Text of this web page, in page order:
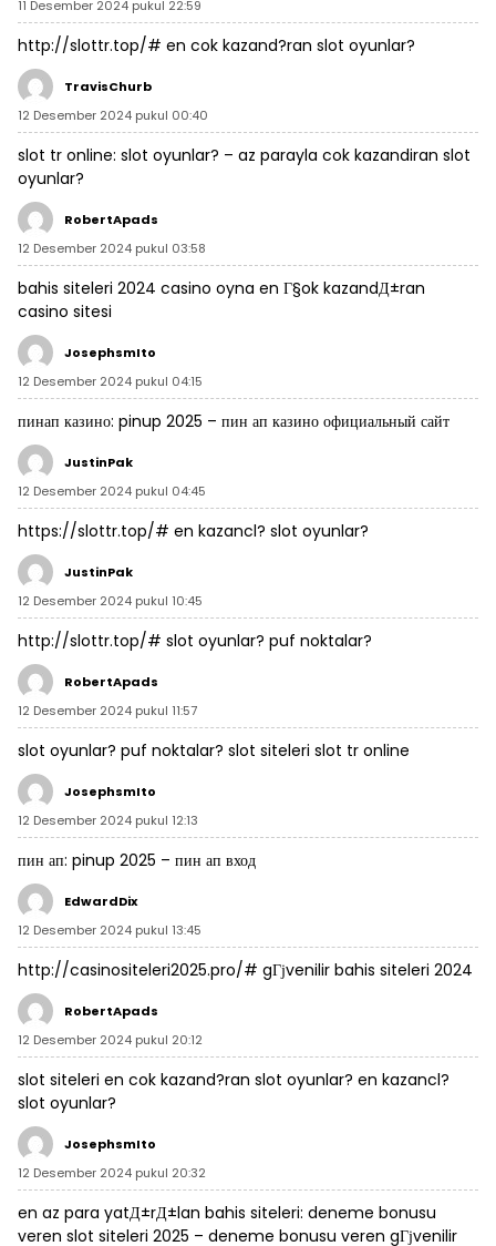
11 Desember 2024 pukul 22:59
http://slottr.top/# en cok kazand?ran slot oyunlar?
TravisChurb
12 Desember 2024 pukul 00:40
slot tr online: slot oyunlar? – az parayla cok kazandiran slot
oyunlar?
RobertApads
12 Desember 2024 pukul 03:58
bahis siteleri 2024 casino oyna en Г§ok kazandД±ran
casino sitesi
JosephsmIto
12 Desember 2024 pukul 04:15
пинап казино: pinup 2025 – пин ап казино официальный сайт
JustinPak
12 Desember 2024 pukul 04:45
https://slottr.top/# en kazancl? slot oyunlar?
JustinPak
12 Desember 2024 pukul 10:45
http://slottr.top/# slot oyunlar? puf noktalar?
RobertApads
12 Desember 2024 pukul 11:57
slot oyunlar? puf noktalar? slot siteleri slot tr online
JosephsmIto
12 Desember 2024 pukul 12:13
пин ап: pinup 2025 – пин ап вход
EdwardDix
12 Desember 2024 pukul 13:45
http://casinositeleri2025.pro/# gГјvenilir bahis siteleri 2024
RobertApads
12 Desember 2024 pukul 20:12
slot siteleri en cok kazand?ran slot oyunlar? en kazancl?
slot oyunlar?
JosephsmIto
12 Desember 2024 pukul 20:32
en az para yatД±rД±lan bahis siteleri: deneme bonusu
veren slot siteleri 2025 – deneme bonusu veren gГјvenilir